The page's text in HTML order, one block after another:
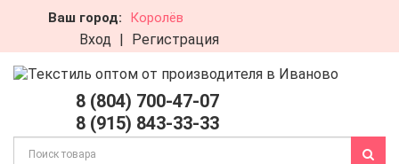
Ваш город: Королёв
Вход | Регистрация
8 (804) 700-47-07
8 (915) 843-33-33
Отправить заявку